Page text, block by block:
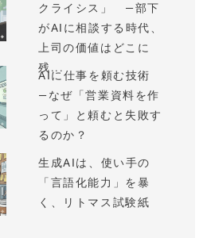
クライシス」 —部下
がAIに相談する時代、
上司の価値はどこに
残...
AIに仕事を頼む技術
—なぜ「営業資料を作
って」と頼むと失敗す
るのか？
生成AIは、使い手の
「言語化能力」を暴
く、リトマス試験紙